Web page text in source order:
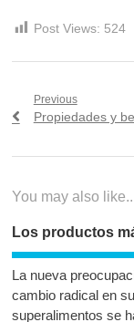
Post Views: 524
Navegación
Previous
Previous
Propiedades y
You may also
Los productos
La nueva
cambio radical en
superalimentos se